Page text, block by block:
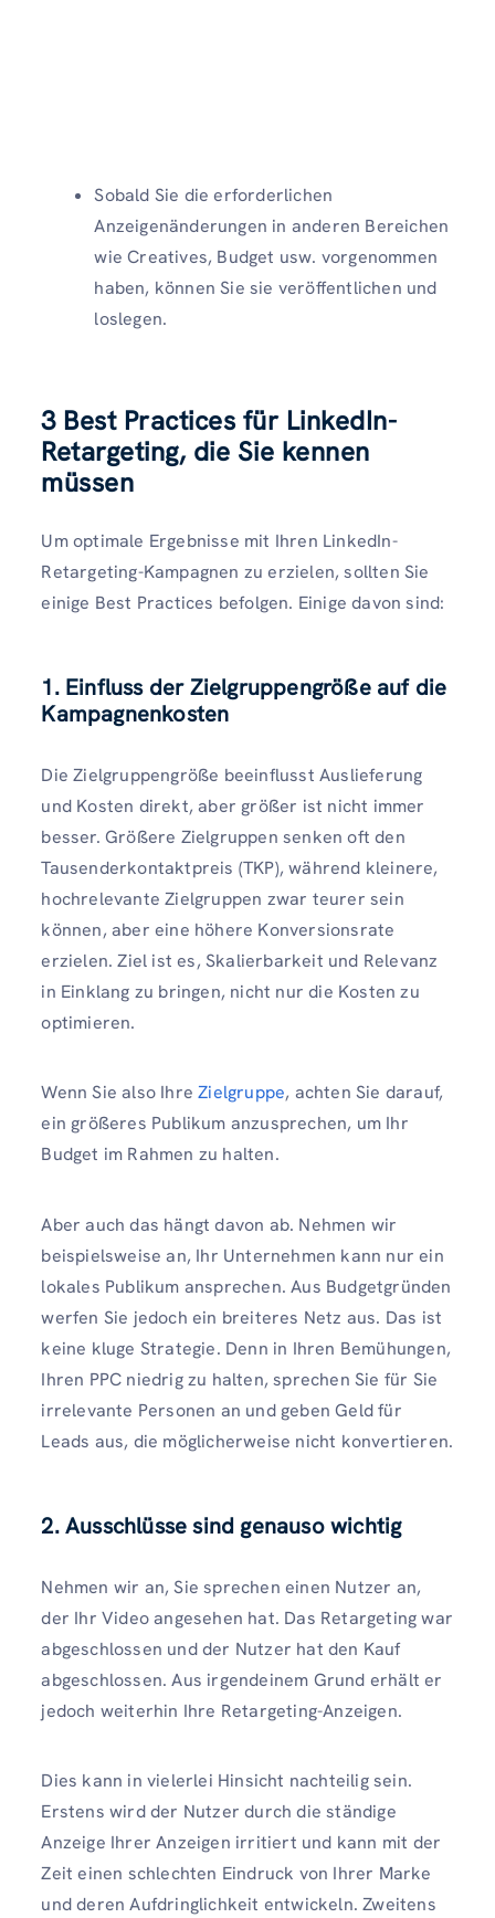
Sobald Sie die erforderlichen
Anzeigenänderungen in anderen Bereichen
wie Creatives, Budget usw. vorgenommen
haben, können Sie sie veröffentlichen und
loslegen.
3 Best Practices für LinkedIn-
Retargeting, die Sie kennen
müssen
Um optimale Ergebnisse mit Ihren LinkedIn-
Retargeting-Kampagnen zu erzielen, sollten Sie
einige Best Practices befolgen. Einige davon sind:
1. Einfluss der Zielgruppengröße auf die
Kampagnenkosten
Die Zielgruppengröße beeinflusst Auslieferung
und Kosten direkt, aber größer ist nicht immer
besser. Größere Zielgruppen senken oft den
Tausenderkontaktpreis (TKP), während kleinere,
hochrelevante Zielgruppen zwar teurer sein
können, aber eine höhere Konversionsrate
erzielen. Ziel ist es, Skalierbarkeit und Relevanz
in Einklang zu bringen, nicht nur die Kosten zu
optimieren.
Wenn Sie also IhreZielgruppe, achten Sie darauf,
ein größeres Publikum anzusprechen, um Ihr
Budget im Rahmen zu halten.
Aber auch das hängt davon ab. Nehmen wir
beispielsweise an, Ihr Unternehmen kann nur ein
lokales Publikum ansprechen. Aus Budgetgründen
werfen Sie jedoch ein breiteres Netz aus. Das ist
keine kluge Strategie. Denn in Ihren Bemühungen,
Ihren PPC niedrig zu halten, sprechen Sie für Sie
irrelevante Personen an und geben Geld für
Leads aus, die möglicherweise nicht konvertieren.
2. Ausschlüsse sind genauso wichtig
Nehmen wir an, Sie sprechen einen Nutzer an,
der Ihr Video angesehen hat. Das Retargeting war
abgeschlossen und der Nutzer hat den Kauf
abgeschlossen. Aus irgendeinem Grund erhält er
jedoch weiterhin Ihre Retargeting-Anzeigen.
Dies kann in vielerlei Hinsicht nachteilig sein.
Erstens wird der Nutzer durch die ständige
Anzeige Ihrer Anzeigen irritiert und kann mit der
Zeit einen schlechten Eindruck von Ihrer Marke
und deren Aufdringlichkeit entwickeln. Zweitens